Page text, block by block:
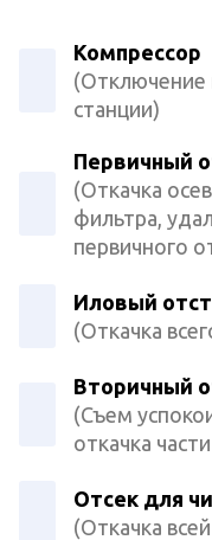
Компрессор
(Отключение
станции)
Первичный
(Откачка
фильтра,
первичного
Иловый
(Откачка
Вторичный
(Съем
откачка
Отсек для
(Откачка